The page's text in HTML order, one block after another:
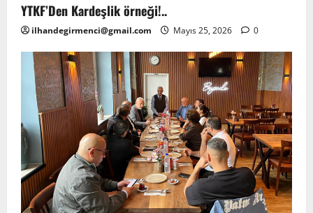
YTKF’Den Kardeşlik örneği!..
ilhandegirmenci@gmail.com Mayıs 25, 2026 0